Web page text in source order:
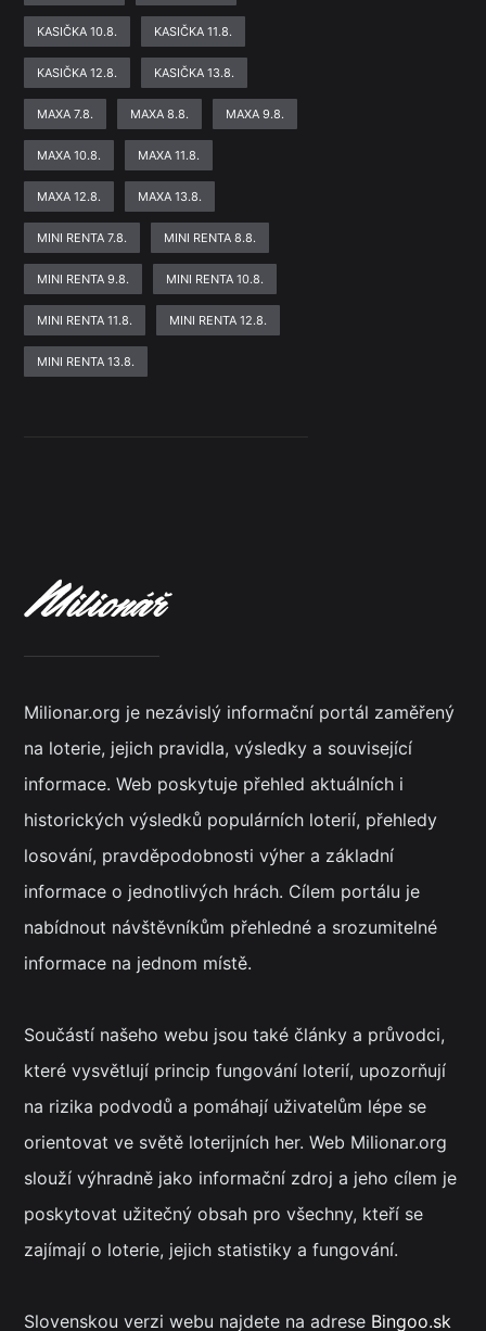
KASIČKA 10.8. KASIČKA 11.8.
KASIČKA 12.8. KASIČKA 13.8.
MAXA 7.8. MAXA 8.8. MAXA 9.8.
MAXA 10.8. MAXA 11.8.
MAXA 12.8. MAXA 13.8.
MINI RENTA 7.8. MINI RENTA 8.8.
MINI RENTA 9.8. MINI RENTA 10.8.
MINI RENTA 11.8. MINI RENTA 12.8.
MINI RENTA 13.8.
Milionar.org je nezávislý informační portál zaměřený
na loterie, jejich pravidla, výsledky a související
informace. Web poskytuje přehled aktuálních i
historických výsledků populárních loterií, přehledy
losování, pravděpodobnosti výher a základní
informace o jednotlivých hrách. Cílem portálu je
nabídnout návštěvníkům přehledné a srozumitelné
informace na jednom místě.
Součástí našeho webu jsou také články a průvodci,
které vysvětlují princip fungování loterií, upozorňují
na rizika podvodů a pomáhají uživatelům lépe se
orientovat ve světě loterijních her. Web Milionar.org
slouží výhradně jako informační zdroj a jeho cílem je
poskytovat užitečný obsah pro všechny, kteří se
zajímají o loterie, jejich statistiky a fungování.
Slovenskou verzi webu najdete na adrese Bingoo.sk